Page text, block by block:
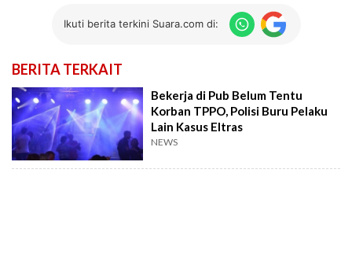
Ikuti berita terkini Suara.com di:
BERITA TERKAIT
Bekerja di Pub Belum Tentu
Korban TPPO, Polisi Buru Pelaku
Lain Kasus Eltras
NEWS